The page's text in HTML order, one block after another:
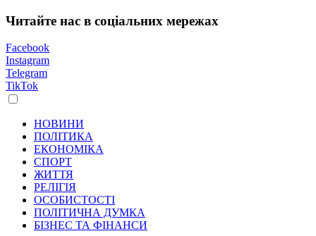
Читайте нас в соціальних мережах
Facebook
Instagram
Telegram
TikTok
НОВИНИ
ПОЛІТИКА
ЕКОНОМІКА
СПОРТ
ЖИТТЯ
РЕЛІГІЯ
ОСОБИСТОСТІ
ПОЛІТИЧНА ДУМКА
БІЗНЕС ТА ФІНАНСИ